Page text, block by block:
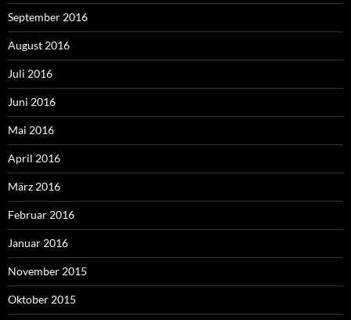
September 2016
August 2016
Juli 2016
Juni 2016
Mai 2016
April 2016
März 2016
Februar 2016
Januar 2016
November 2015
Oktober 2015